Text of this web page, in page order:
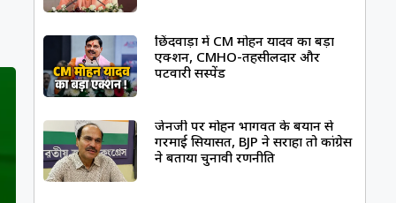
छिंदवाड़ा में CM मोहन यादव का बड़ा
एक्शन, CMHO-तहसीलदार और
पटवारी सस्पेंड
जेनजी पर मोहन भागवत के बयान से
गरमाई सियासत, BJP ने सराहा तो कांग्रेस
ने बताया चुनावी रणनीति